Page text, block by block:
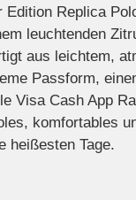
Edition Replica
leuchtenden
aus leichtem,
Passform,
Visa Cash App
komfortables
heißesten Tage.